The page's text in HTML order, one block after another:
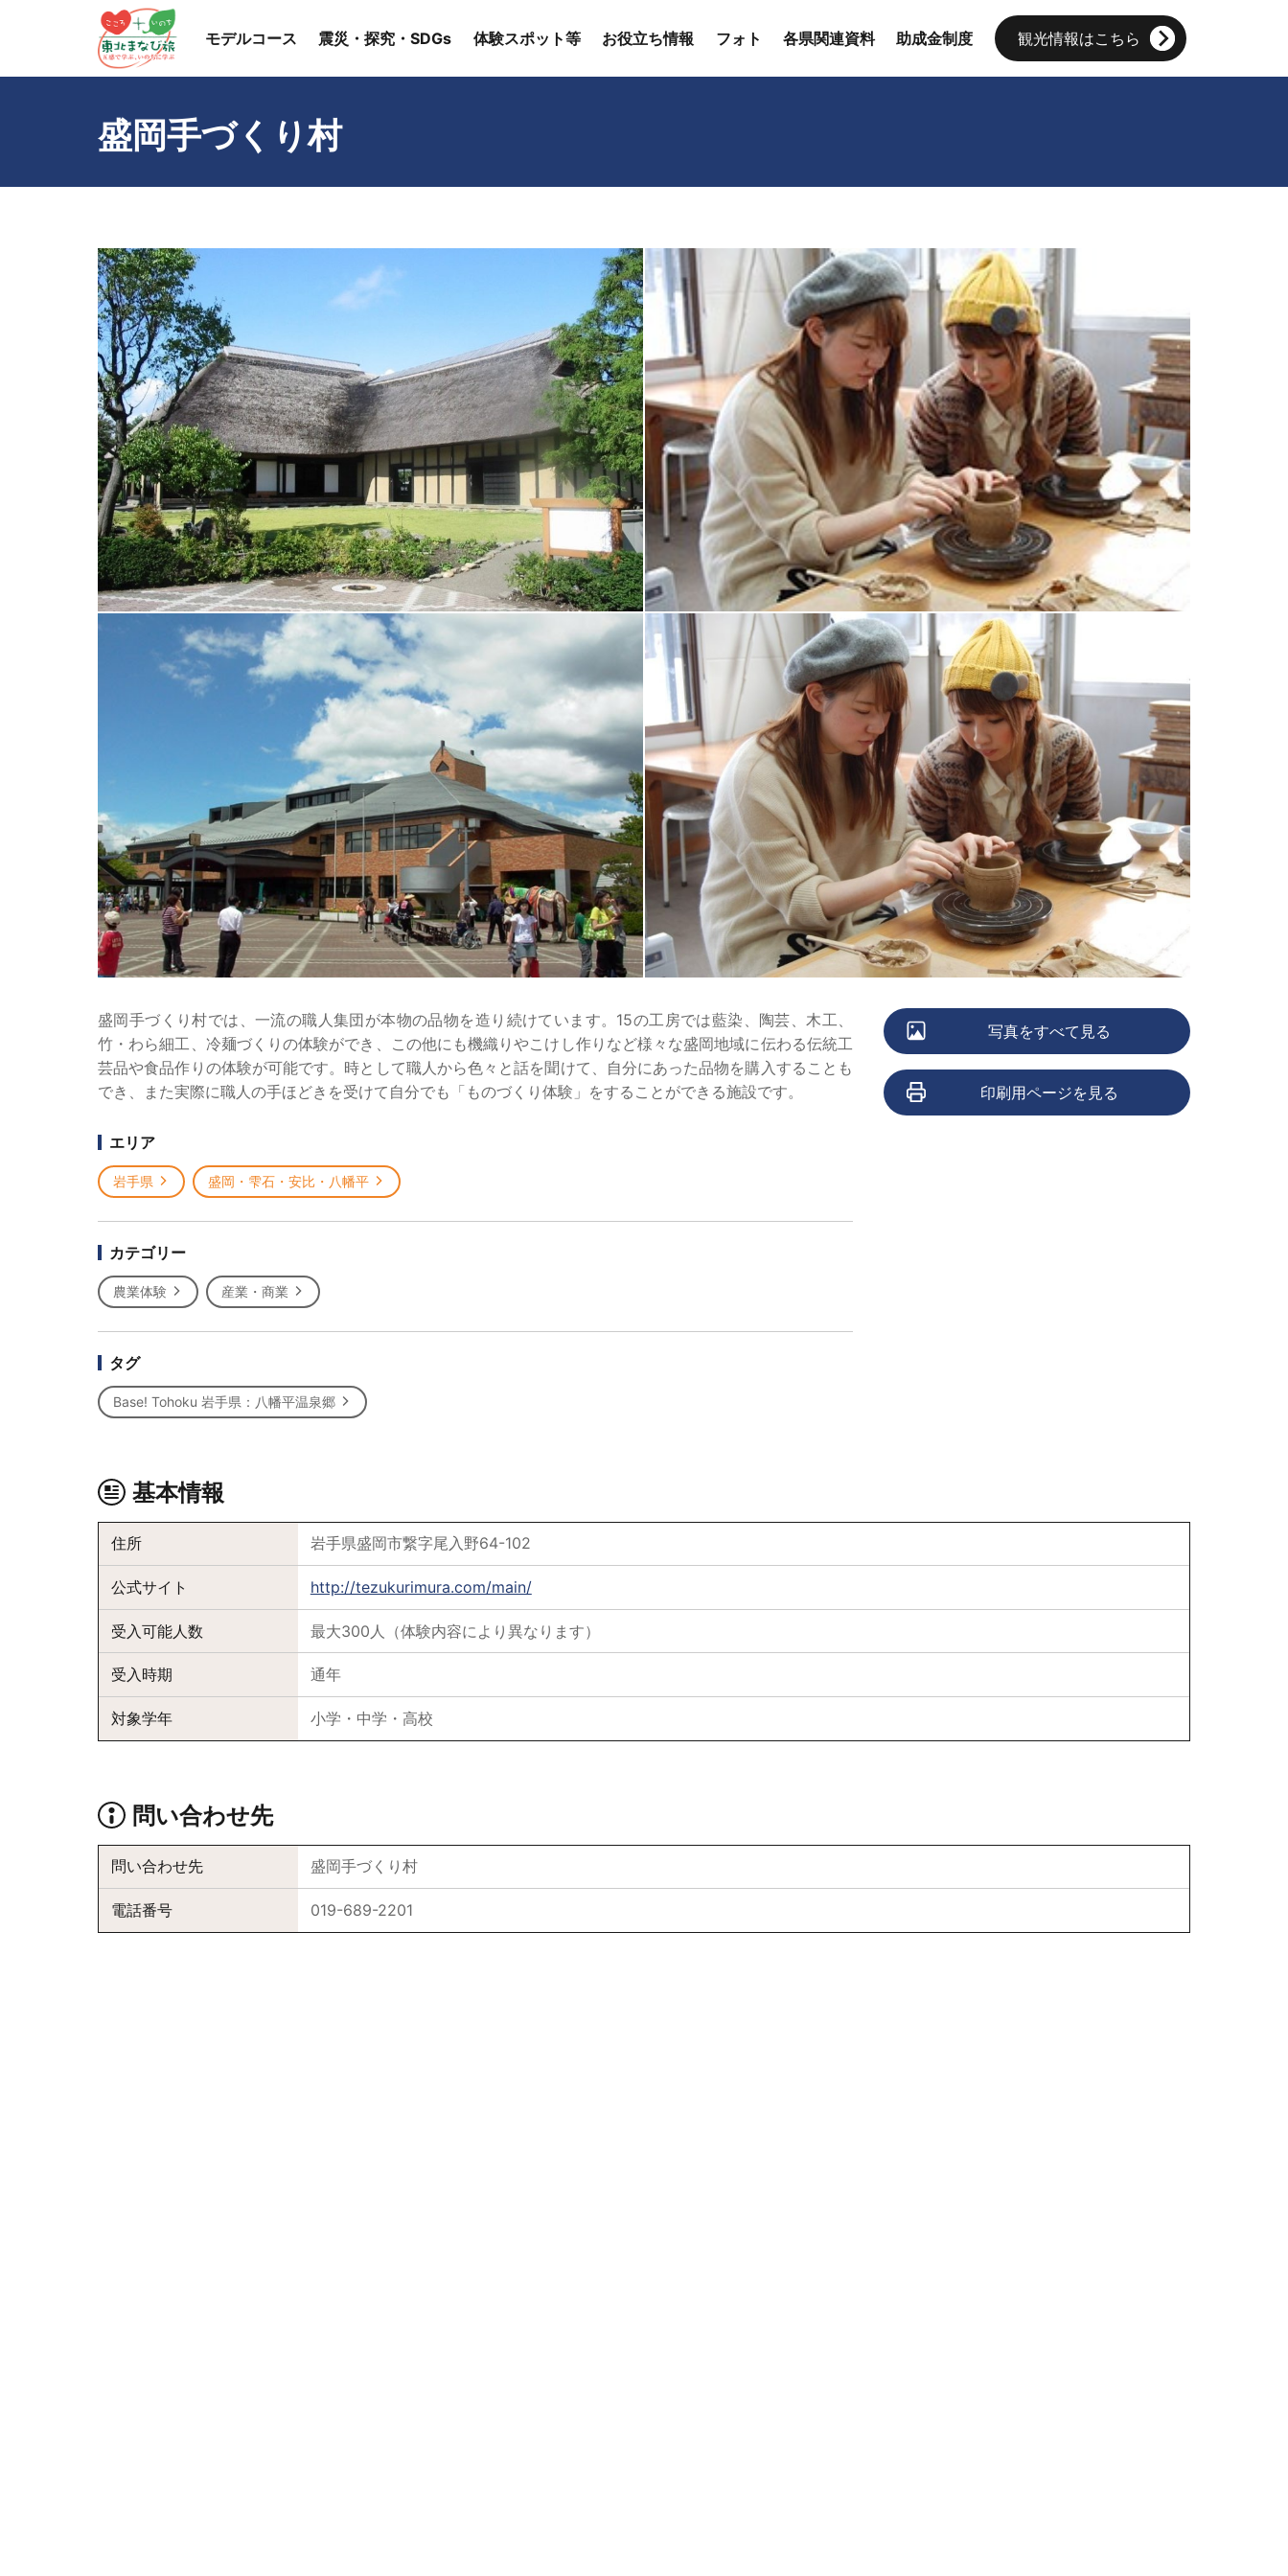
モデルコース 震災・探究・SDGs 体験スポット等 お役立ち情報 フォト 各県関連資料 助成金制度 観光情報はこちら
盛岡手づくり村
盛岡手づくり村では、一流の職人集団が本物の品物を造り続けています。15の工房では藍染、陶芸、木工、
竹・わら細工、冷麺づくりの体験ができ、この他にも機織りやこけし作りなど様々な盛岡地域に伝わる伝統工
芸品や食品作りの体験が可能です。時として職人から色々と話を聞けて、自分にあった品物を購入することも
でき、また実際に職人の手ほどきを受けて自分でも「ものづくり体験」をすることができる施設です。
エリア
岩手県 盛岡・雫石・安比・八幡平
カテゴリー
農業体験 産業・商業
タグ
Base! Tohoku 岩手県：八幡平温泉郷
写真をすべて見る
印刷用ページを見る
基本情報
住所 岩手県盛岡市繋字尾入野64-102
公式サイト http://tezukurimura.com/main/
受入可能人数 最大300人（体験内容により異なります）
受入時期 通年
対象学年 小学・中学・高校
問い合わせ先
問い合わせ先 盛岡手づくり村
電話番号 019-689-2201